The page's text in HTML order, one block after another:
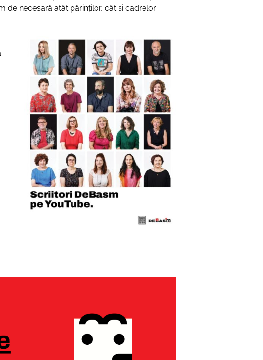
de necesară atât părinților, cât și cadrelor